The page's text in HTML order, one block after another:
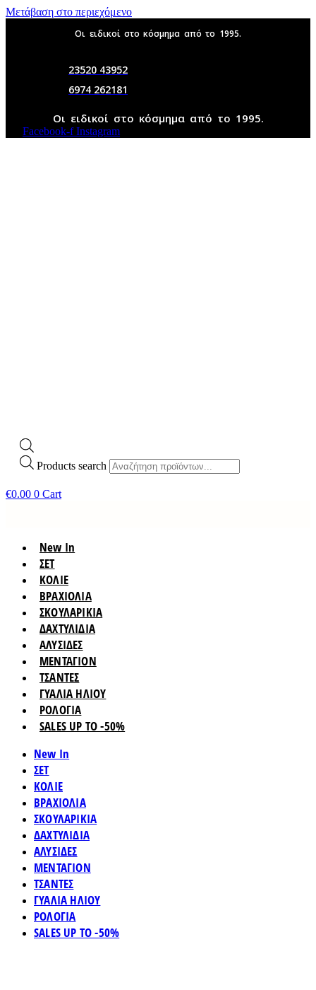
Μετάβαση στο περιεχόμενο
Οι ειδικοί στο κόσμημα από το 1995.
23520 43952
6974 262181
Οι ειδικοί στο κόσμημα από το 1995.
Facebook-f Instagram
Products search
€0.00 0 Cart
New In
ΣΕΤ
ΚΟΛΙΕ
ΒΡΑΧΙΟΛΙΑ
ΣΚΟΥΛΑΡΙΚΙΑ
ΔΑΧΤΥΛΙΔΙΑ
ΑΛΥΣΙΔΕΣ
ΜΕΝΤΑΓΙΟΝ
ΤΣΑΝΤΕΣ
ΓΥΑΛΙΑ ΗΛΙΟΥ
ΡΟΛΟΓΙΑ
SALES UP TO -50%
New In
ΣΕΤ
ΚΟΛΙΕ
ΒΡΑΧΙΟΛΙΑ
ΣΚΟΥΛΑΡΙΚΙΑ
ΔΑΧΤΥΛΙΔΙΑ
ΑΛΥΣΙΔΕΣ
ΜΕΝΤΑΓΙΟΝ
ΤΣΑΝΤΕΣ
ΓΥΑΛΙΑ ΗΛΙΟΥ
ΡΟΛΟΓΙΑ
SALES UP TO -50%